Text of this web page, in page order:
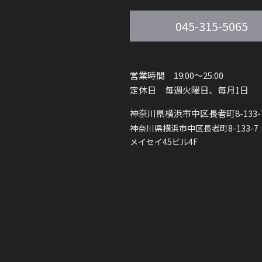
045-315-5065
営業時間 19:00～25:00
定休日 毎週火曜日、毎月1日
神奈川県横浜市中区長者町8-
神奈川県横浜市中区長者町8-133-7
メイセイ45ビル4F